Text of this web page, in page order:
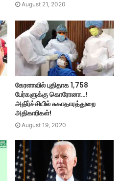
August 21, 2020
கேரளாவில் புதிதாக 1,758
பேர்களுக்கு கொரோனா…!
அதிர்ச்சியில் சுகாதாரத்துறை
அதிகாரிகள்!
August 19, 2020